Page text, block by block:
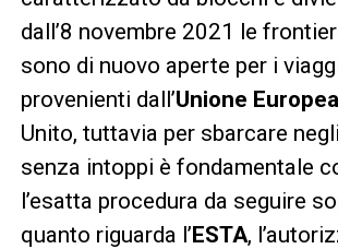
dall’8 novembre 2021 le
sono di nuovo aperte per i
provenienti dall’Unione Europea
Unito, tuttavia per sbarcare negli
senza intoppi è fondamentale
l’esatta procedura da seguire
quanto riguarda l’ESTA,